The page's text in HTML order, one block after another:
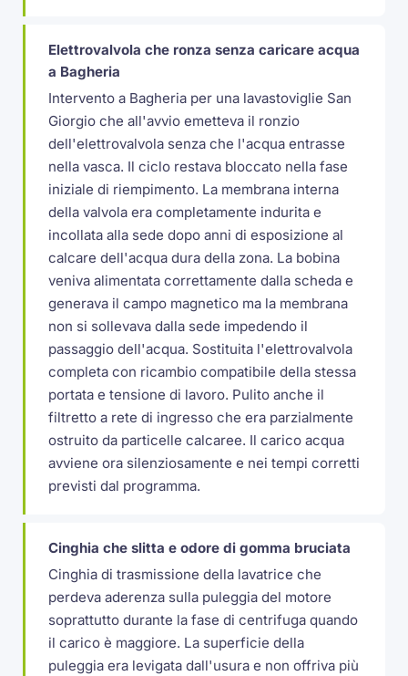
Elettrovalvola che ronza senza caricare acqua
a Bagheria
Intervento a Bagheria per una lavastoviglie San
Giorgio che all'avvio emetteva il ronzio
dell'elettrovalvola senza che l'acqua entrasse
nella vasca. Il ciclo restava bloccato nella fase
iniziale di riempimento. La membrana interna
della valvola era completamente indurita e
incollata alla sede dopo anni di esposizione al
calcare dell'acqua dura della zona. La bobina
veniva alimentata correttamente dalla scheda e
generava il campo magnetico ma la membrana
non si sollevava dalla sede impedendo il
passaggio dell'acqua. Sostituita l'elettrovalvola
completa con ricambio compatibile della stessa
portata e tensione di lavoro. Pulito anche il
filtretto a rete di ingresso che era parzialmente
ostruito da particelle calcaree. Il carico acqua
avviene ora silenziosamente e nei tempi corretti
previsti dal programma.
Cinghia che slitta e odore di gomma bruciata
Cinghia di trasmissione della lavatrice che
perdeva aderenza sulla puleggia del motore
soprattutto durante la fase di centrifuga quando
il carico è maggiore. La superficie della
puleggia era levigata dall'usura e non offriva più